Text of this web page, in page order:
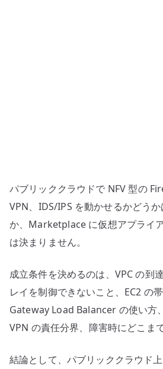
想
ア
プ
ラ
ア
ス
を
置
前
パブリッククラウドで NFV 型の
VPN、IDS/IPS を動かせるかどう
か、Marketplace に仮想アプライ
は決まりません。
成立条件を決めるのは、VPC の到
レイを制御できないこと、EC2 の
Gateway Load Balancer の使い
VPN の責任分界、障害時にどこま
結論として、パブリッククラウド